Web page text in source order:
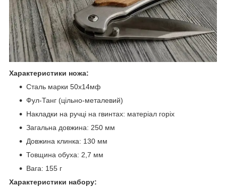
Характеристики ножа:
Сталь марки 50х14мф
Фул-Танг (цільно-металевий)
Накладки на ручці на гвинтах: матеріал горіх
Загальна довжина: 250 мм
Довжина клинка: 130 мм
Товщина обуха: 2,7 мм
Вага: 155 г
Характеристики набору: